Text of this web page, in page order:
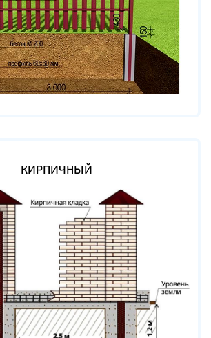
КИРПИЧНЫЙ